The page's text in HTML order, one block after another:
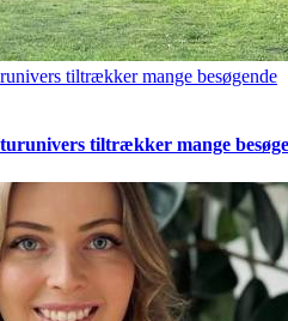
tiltrækker mange besøgende
tiltrækker mange